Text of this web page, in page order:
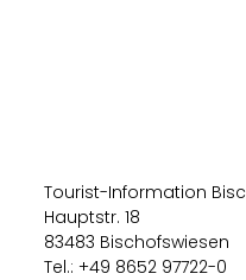
Tourist-Information
Hauptstr. 18
83483 Bischofswiesen
Tel.: +49 8652 97722-0